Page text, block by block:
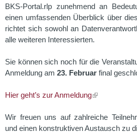
BKS-Portal.rlp zunehmend an
einen umfassenden Überblick über
richtet sich sowohl an
alle weiteren Interessierten.
Sie können sich noch für die
Anmeldung am 23. Februar final
Hier geht’s zur Anmeldung
Wir freuen uns auf zahlreiche
und einen konstruktiven Austausch zu